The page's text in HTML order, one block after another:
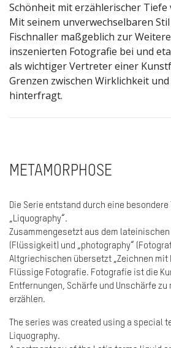
Schönheit mit erzählerischer Tiefe
Mit seinem unverwechselbaren
Fischnaller maßgeblich zur
inszenierten Fotografie bei und
als wichtiger Vertreter einer
Grenzen zwischen Wirklichkeit
hinterfragt.
METAMORPHOSE
Die Serie entstand durch eine besondere
„Liquography“.
Zusammengesetzt aus dem lateinischen
(Flüssigkeit) und „photography“
Altgriechischen übersetzt „Zeichnen mit
Flüssige Fotografie. Fotografie ist die
Entfernungen, Schärfe und Unschärfe
erzählen.
The series was created using a special
Liquography.